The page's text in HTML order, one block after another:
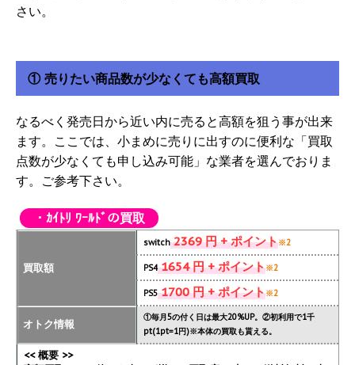
さい。
① 売りたい商品数が少なくても高額買取
なるべく発売日から近い内に売ると高額を狙う事が出来
ます。ここでは、小まめに売りに出すのに便利な「買取
点数が少なくても申し込み可能」な業者を選んでおりま
す。ご参考下さい。
・ｶｲﾄﾘ ﾜｰﾙﾄﾞの買取
買取額
switch2369 円 + ポイント※2
PS41654 円 + ポイント※2
PS51700 円 + ポイント※2
オトク情報
①毎月5の付く日は最大20%UP。②初利用で1千
pt(1pt=1円)※本体の買取も貰える。
<< 概要 >>